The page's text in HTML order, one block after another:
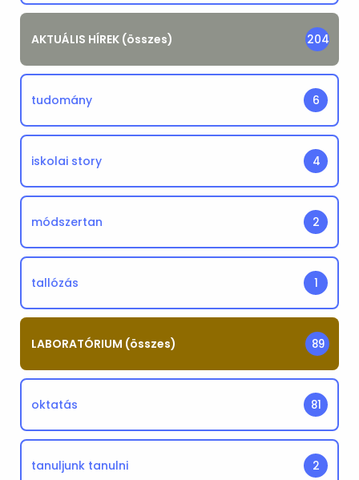
AKTUÁLIS HÍREK (összes) 204
tudomány 6
iskolai story 4
módszertan 2
tallózás 1
LABORATÓRIUM (összes) 89
oktatás 81
tanuljunk tanulni 2